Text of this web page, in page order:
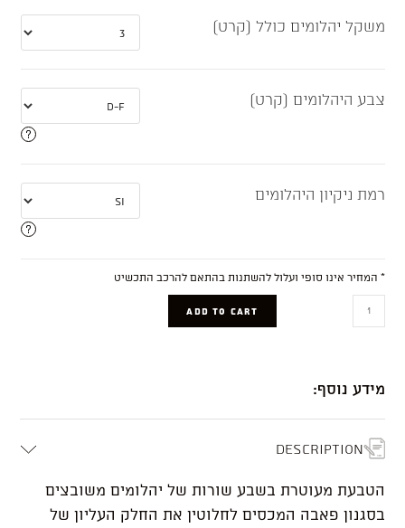
משקל יהלומים כולל (קרט)
צבע היהלומים (קרט)
רמת ניקיון היהלומים
* המחיר אינו סופי ועלול להשתנות בהתאם להרכב התכשיט
ADD TO CART
מידע נוסף:
Description
הטבעת מעוטרת בשבע שורות של יהלומים משובצים
בסגנון פאבה המכסים לחלוטין את החלק העליון של